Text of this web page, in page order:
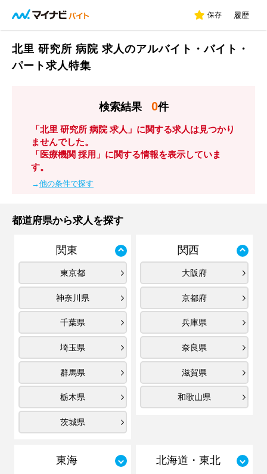
保存 履歴
北里 研究所 病院 求人のアルバイト・バイト・
パート求人特集
検索結果 0件
「北里 研究所 病院 求人」に関する求人は見つかり
ませんでした。
「医療機関 採用」に関する情報を表示していま
す。
→他の条件で探す
都道府県から求人を探す
関東
東京都
神奈川県
千葉県
埼玉県
群馬県
栃木県
茨城県
関西
大阪府
京都府
兵庫県
奈良県
滋賀県
和歌山県
東海 北海道・東北